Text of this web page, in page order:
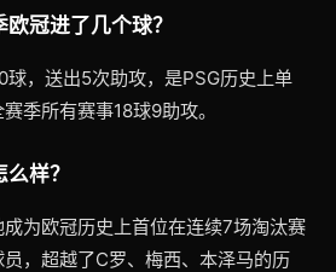
冠进了几个球？
球，送出5次助攻，是PSG历史上单
季所有赛事18球9助攻。
样？
为欧冠历史上首位在连续7场淘汰赛
，超越了C罗、梅西、本泽马的历